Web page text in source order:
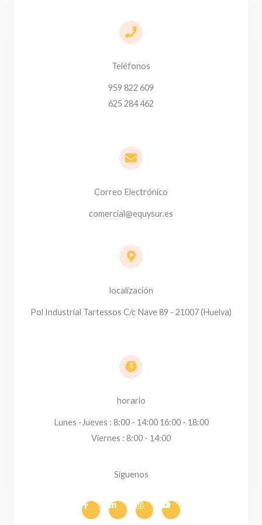
Teléfonos
959 822 609
625 284 462
Correo Electrónico
comercial@equysur.es
localización
Pol Industrial Tartessos C/c Nave 89 - 21007 (Huelva)
horario
Lunes -Jueves : 8:00 - 14:00 16:00 - 18:00
Viernes : 8:00 - 14:00
Siguenos
F
c
L
n
I
s
Y
u